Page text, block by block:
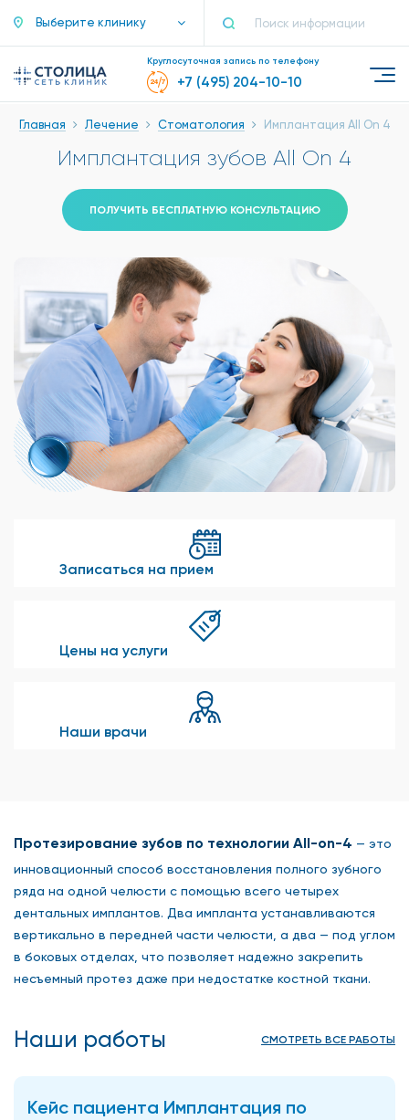
Выберите клинику
Круглосуточная запись по телефону
+7 (495) 204-10-10
Главная Лечение Стоматология Имплантация All On 4
Имплантация зубов All On 4
ПОЛУЧИТЬ БЕСПЛАТНУЮ КОНСУЛЬТАЦИЮ
Записаться на прием
Цены на услуги
Наши врачи
Протезирование зубов по технологии All-on-4 — это
инновационный способ восстановления полного зубного
ряда на одной челюсти с помощью всего четырех
дентальных имплантов. Два импланта устанавливаются
вертикально в передней части челюсти, а два — под углом
в боковых отделах, что позволяет надежно закрепить
несъемный протез даже при недостатке костной ткани.
Наши работы СМОТРЕТЬ ВСЕ РАБОТЫ
Кейс пациента Имплантация по